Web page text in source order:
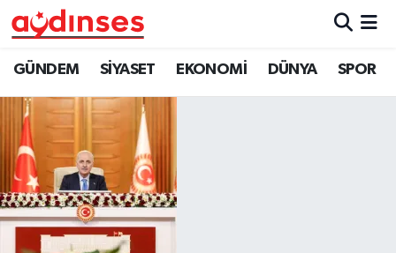
GÜNDEM SİYASET EKONOMİ DÜNYA SPOR
GÜNDEM
SİYASET
EKONOMİ
DÜNYA
SPOR
Nöbetçi Eczaneler
Hava Durumu
Aydin Namaz Vakitleri
Trafik Durumu
Süper Lig Puan Durumu ve Fikstür